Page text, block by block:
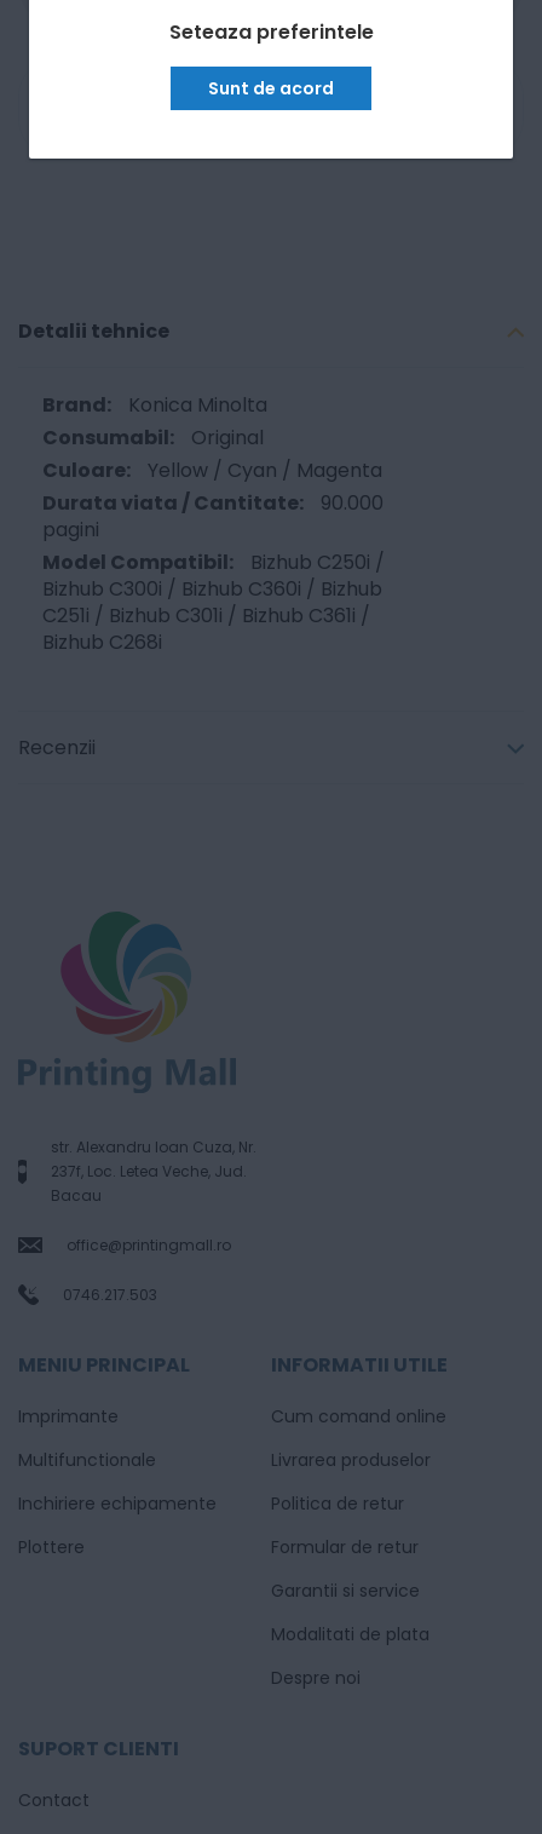
Seteaza preferintele
Sunt de acord
Am nevoie de ajutor
Detalii tehnice
Konica Minolta
Original
Yellow / Cyan / Magenta
90.000
pagini
Bizhub C250i /
Bizhub C300i / Bizhub C360i / Bizhub
C251i / Bizhub C301i / Bizhub C361i /
Bizhub C268i
Recenzii
str. Alexandru Ioan Cuza, Nr.
237f, Loc. Letea Veche, Jud.
Bacau
office@printingmall.ro
0746.217.503
MENIU PRINCIPAL
Imprimante
Multifunctionale
Inchiriere echipamente
Plottere
INFORMATII UTILE
Cum comand online
Livrarea produselor
Politica de retur
Formular de retur
Garantii si service
Modalitati de plata
Despre noi
SUPORT CLIENTI
Contact